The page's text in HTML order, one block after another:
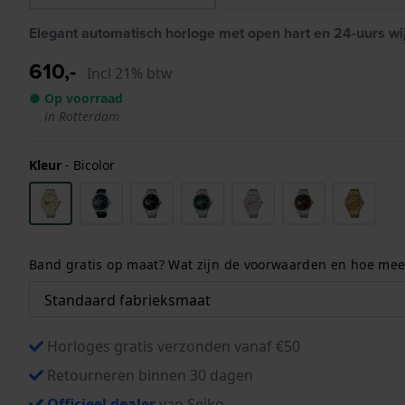
Elegant automatisch horloge met open hart en 24-uurs
610,- Incl 21% btw
● Op voorraad
in Rotterdam
Kleur - Bicolor
Band gratis op maat? Wat zijn de voorwaarden en hoe
Horloges gratis verzonden vanaf €50
Retourneren binnen 30 dagen